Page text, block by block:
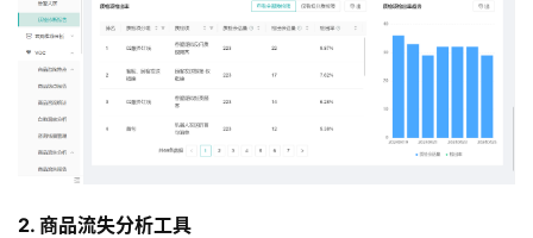
2. 商品流失分析工具